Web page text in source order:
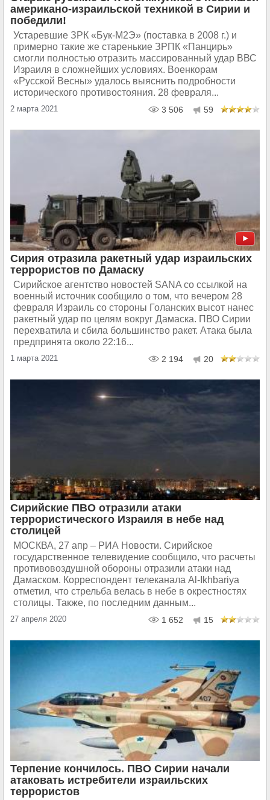
американо-израильской техникой в Сирии и
победили!
Устаревшие ЗРК «Бук-М2Э» (поставка в 2008 г.) и
примерно такие же старенькие ЗРПК «Панцирь»
смогли полностью отразить массированный удар ВВС
Израиля в сложнейших условиях. Военкорам
«Русской Весны» удалось выяснить подробности
исторического противостояния. 28 февраля...
2 марта 2021 3 506 59
Сирия отразила ракетный удар израильских
террористов по Дамаску
Сирийское агентство новостей SANA со ссылкой на
военный источник сообщило о том, что вечером 28
февраля Израиль со стороны Голанских высот нанес
ракетный удар по целям вокруг Дамаска. ПВО Сирии
перехватила и сбила большинство ракет. Атака была
предпринята около 22:16...
1 марта 2021 2 194 20
Сирийские ПВО отразили атаки
террористического Израиля в небе над
столицей
МОСКВА, 27 апр – РИА Новости. Сирийское
государственное телевидение сообщило, что расчеты
противовоздушной обороны отразили атаки над
Дамаском. Корреспондент телеканала Al-Ikhbariya
отметил, что стрельба велась в небе в окрестностях
столицы. Также, по последним данным...
27 апреля 2020 1 652 15
Терпение кончилось. ПВО Сирии начали
атаковать истребители израильских
террористов